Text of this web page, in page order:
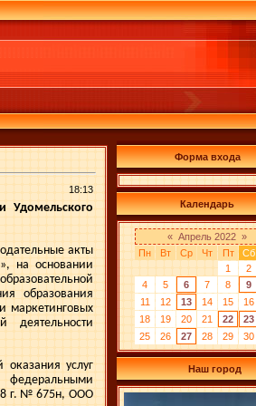
18:13
Удомельского
акты
на основании
образования
маркетинговых
деятельности
услуг
федеральными
г. № 675н, ООО
Форма входа
Календарь
« Апрель 2022 »
Пн
Вт Ср Чт Пт Сб
1
2
4
5 6 7 8 9
11
12 13 14 15 16
18
19 20 21 22 23
25
26 27 28 29 30
Наш город